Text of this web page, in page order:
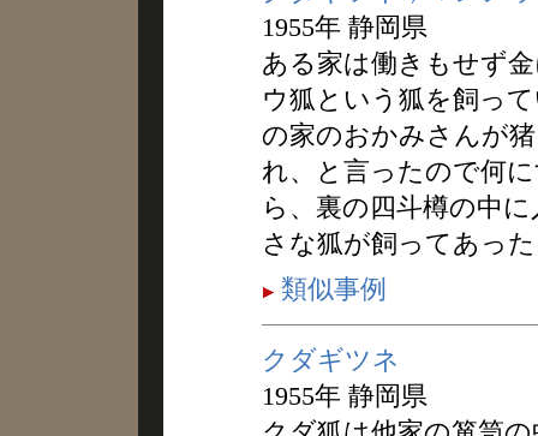
1955年 静岡県
ある家は働きもせず
ウ狐という狐を飼っ
の家のおかみさんが
れ、と言ったので何
ら、裏の四斗樽の中
さな狐が飼ってあっ
類似事例
クダギツネ
1955年 静岡県